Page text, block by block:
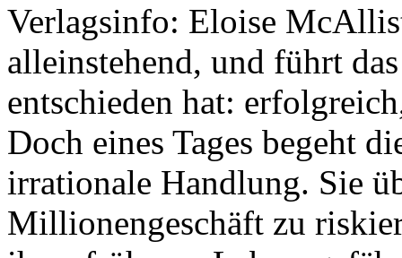
Verlagsinfo: Eloise
alleinstehend, und führt
entschieden hat:
Doch eines Tages begeht
irrationale Handlung. Sie
Millionengeschäft zu